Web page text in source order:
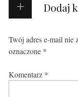
Dodaj
Twój adres e-mail nie
oznaczone *
Komentarz *